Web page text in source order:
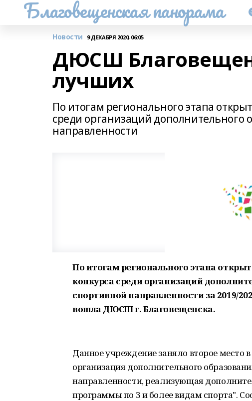
Благовещенская панорама
Новости 9 ДЕКАБРЯ 2020, 06:05
ДЮСШ
лучших
По итогам регионального этапа
среди организаций дополнительного
направленности
По итогам регионального этапа
конкурса среди организаций
спортивной направленности за 2019/
вошла ДЮСШ г. Благовещенска.
Данное учреждение заняло второе
организация дополнительного
направленности, реализующая
программы по 3 и более видам спорта".